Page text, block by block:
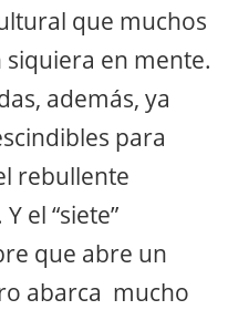
que muchos
en mente.
además, ya
para
rebullente
el “siete”
que abre un
abarca mucho